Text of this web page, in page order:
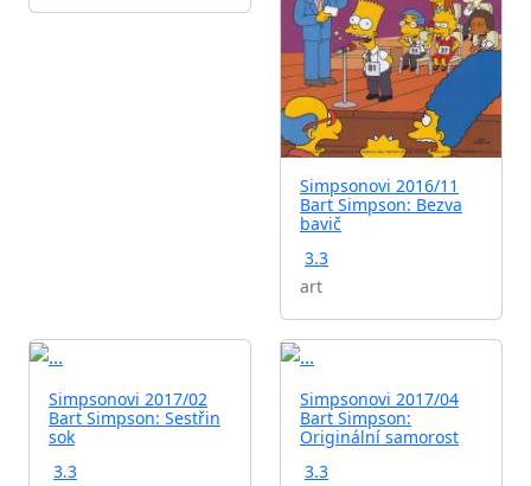
Simpsonovi 2016/11
Bart Simpson: Bezva
bavič
3.3
art
Simpsonovi 2017/02
Bart Simpson: Sestřin
sok
3.3
Simpsonovi 2017/04
Bart Simpson:
Originální samorost
3.3